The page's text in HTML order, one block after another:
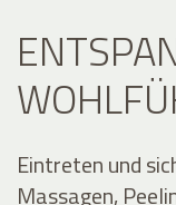
Eintreten und
Massagen,